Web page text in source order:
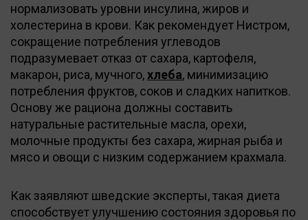
нормализовать уровни инсулина, жиров и
холестерина в крови. Как рекомендует Нистром,
сокращение потребления углеводов
подразумевает отказ от сахара, картофеля,
макарон, риса, мучного,хлеба, минимизацию
потребления фруктов, соков и сладких напитков.
Основу же рациона должны составить
натуральные растительные масла, орехи,
молочные продукты без сахара, жирная рыба и
мясо и овощи с низким содержанием крахмала.
Как заявляют шведские эксперты, такая диета
способствует улучшению состояния здоровья по